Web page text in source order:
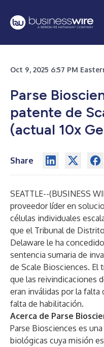
Oct 9, 2025 6:57 PM
Parse
patente de
(actual 10x
Share
SEATTLE--(BUSINESS
proveedor líder en
células individuales
que el Tribunal de
Delaware le ha
sentencia sumaria de
de Scale Biosciences. El
que las reivindicaciones
eran inválidas por la falta
falta de habilitación.
Acerca de Parse
Parse Biosciences es
biológicas cuya misión